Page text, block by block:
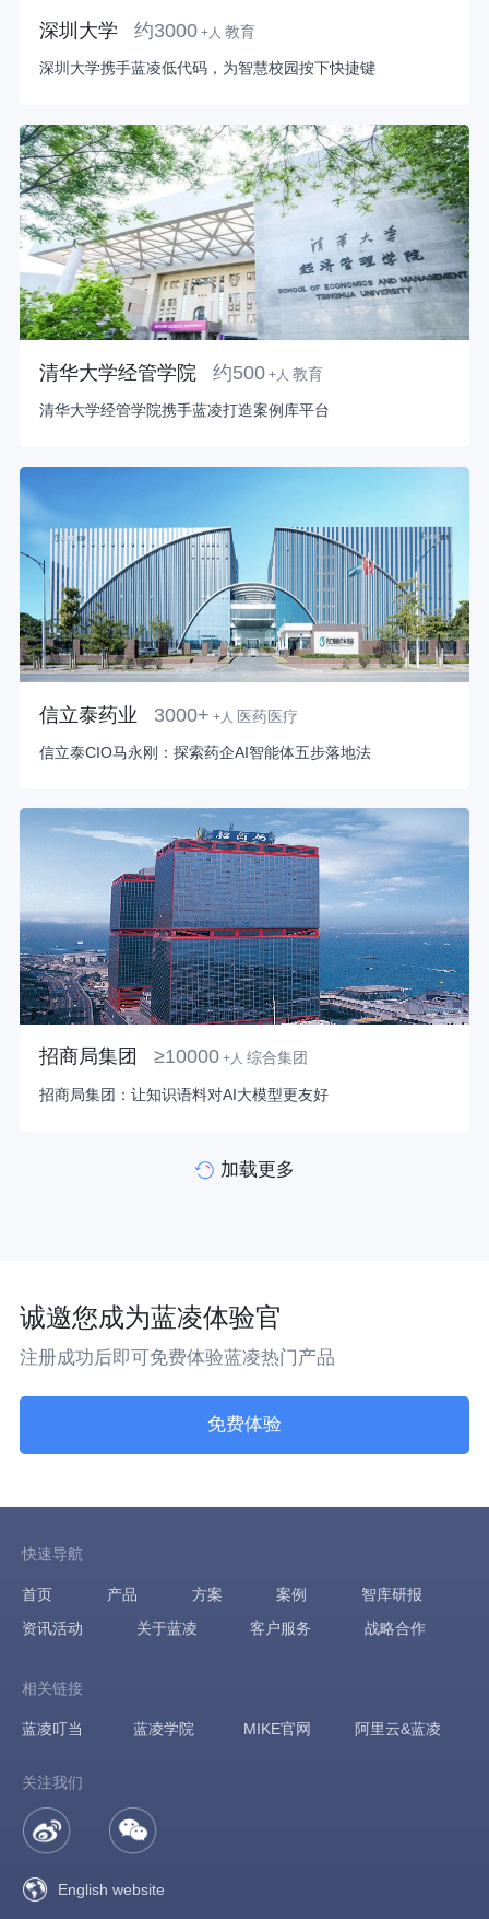
深圳大学 约3000 +人 教育
深圳大学携手蓝凌低代码，为智慧校园按下快捷键
清华大学经管学院 约500 +人 教育
清华大学经管学院携手蓝凌打造案例库平台
信立泰药业 3000+ +人 医药医疗
信立泰CIO马永刚：探索药企AI智能体五步落地法
招商局集团 ≥10000 +人 综合集团
招商局集团：让知识语料对AI大模型更友好
加载更多
诚邀您成为蓝凌体验官
注册成功后即可免费体验蓝凌热门产品
免费体验
快速导航
首页 产品 方案 案例
智库研报
资讯活动
关于蓝凌 客户服务 战略合作
相关链接
蓝凌叮当 蓝凌学院 MIKE官网 阿里云&蓝凌
关注我们
English website